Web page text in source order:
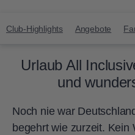
Club-Highlights Angebote
Urlaub All
und
Noch nie war
begehrt wie zurzeit. Kein